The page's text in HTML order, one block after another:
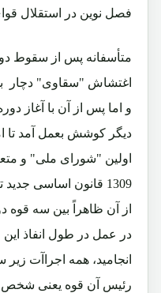
فصل نوین در استقلال
متأسفانه پس از سقوط
اغتشاش "سقاوی" دچار
و اما پس از آن با آغاز
دیگر کوشش بعمل آمد تا
اولین "شورای ملی" و
1309 قانون اساسی
از آن ظاهراً بین سه قوه
انجامید، همه اجراآت زیر
رئیس آن قوه یعنی شخص